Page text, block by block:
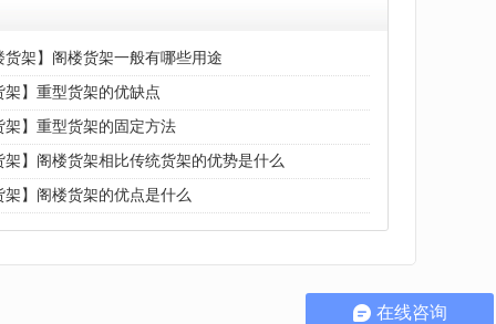
货架】阁楼货架一般有哪些用途
架】重型货架的优缺点
架】重型货架的固定方法
架】阁楼货架相比传统货架的优势是什么
架】阁楼货架的优点是什么
在线咨询